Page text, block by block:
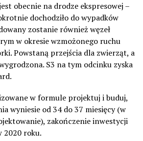
obecnie na drodze ekspresowej –
dochodziło do wypadków
zostanie również węzeł
w okresie wzmożonego ruchu
Powstaną przejścia dla zwierząt, a
S3 na tym odcinku zyska
w formule projektuj i buduj,
wyniesie od 34 do 37 miesięcy (w
zakończenie inwestycji
2020 roku.